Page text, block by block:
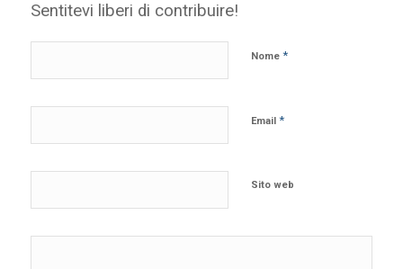
Sentitevi liberi di contribuire!
Nome *
Email *
Sito web